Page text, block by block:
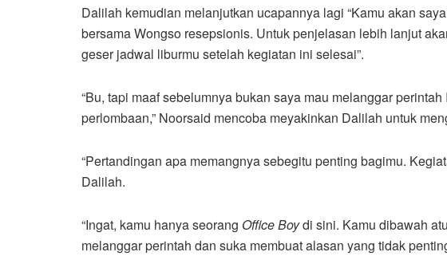
Dalilah kemudian melanjutkan ucapannya lagi “Kamu akan
bersama Wongso resepsionis. Untuk penjelasan lebih lanjut
geser jadwal liburmu setelah kegiatan ini selesai”.
“Bu, tapi maaf sebelumnya bukan saya mau melanggar
perlombaan,” Noorsaid mencoba meyakinkan Dalilah untuk
“Pertandingan apa memangnya sebegitu penting bagimu.
Dalilah.
“Ingat, kamu hanya seorang Office Boydi sini. Kamu dibawah
melanggar perintah dan suka membuat alasan yang tidak